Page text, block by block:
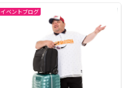
イベントブログ